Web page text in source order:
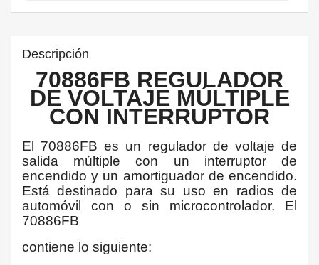
Descripción
70886FB REGULADOR
DE VOLTAJE MÚLTIPLE
CON INTERRUPTOR
El 70886FB es un regulador de voltaje de
salida múltiple con un interruptor de
encendido y un amortiguador de encendido.
Está destinado para su uso en radios de
automóvil con o sin microcontrolador. El
70886FB
contiene lo siguiente: